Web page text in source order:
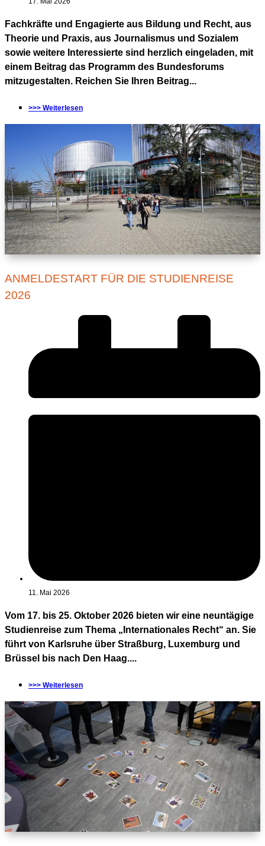
Fachkräfte und Engagierte aus Bildung und Recht, aus
Theorie und Praxis, aus Journalismus und Sozialem
sowie weitere Interessierte sind herzlich eingeladen, mit
einem Beitrag das Programm des Bundesforums
mitzugestalten. Reichen Sie Ihren Beitrag...
>>> Weiterlesen
ANMELDESTART FÜR DIE STUDIENREISE
2026
11. Mai 2026
Vom 17. bis 25. Oktober 2026 bieten wir eine neuntägige
Studienreise zum Thema „Internationales Recht“ an. Sie
führt von Karlsruhe über Straßburg, Luxemburg und
Brüssel bis nach Den Haag....
>>> Weiterlesen